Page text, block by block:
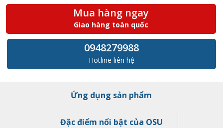
Mua hàng ngay
Giao hàng toàn quốc
0948279988
Hotline liên hệ
Ứng dụng sản phẩm
Đặc điểm nổi bật của OSU